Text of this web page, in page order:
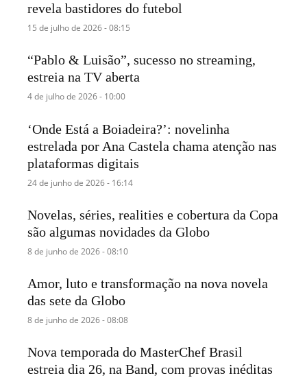
revela bastidores do futebol
15 de julho de 2026 - 08:15
“Pablo & Luisão”, sucesso no streaming,
estreia na TV aberta
4 de julho de 2026 - 10:00
‘Onde Está a Boiadeira?’: novelinha
estrelada por Ana Castela chama atenção nas
plataformas digitais
24 de junho de 2026 - 16:14
Novelas, séries, realities e cobertura da Copa
são algumas novidades da Globo
8 de junho de 2026 - 08:10
Amor, luto e transformação na nova novela
das sete da Globo
8 de junho de 2026 - 08:08
Nova temporada do MasterChef Brasil
estreia dia 26, na Band, com provas inéditas